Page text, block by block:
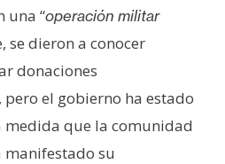
una “operación militar
se dieron a conocer
donaciones
, pero el gobierno ha estado
que la comunidad
manifestado su